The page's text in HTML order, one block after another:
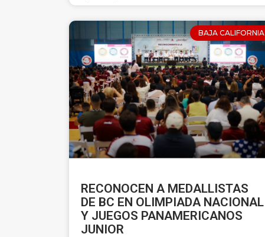
BAJA CALIFORNIA
RECONOCEN A MEDALLISTAS
DE BC EN OLIMPIADA NACIONAL
Y JUEGOS PANAMERICANOS
JUNIOR